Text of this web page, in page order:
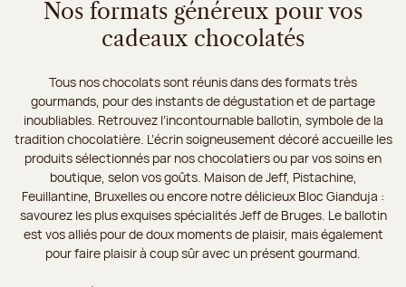
Nos formats généreux pour vos
cadeaux chocolatés
Tous nos chocolats sont réunis dans des formats très
gourmands, pour des instants de dégustation et de partage
inoubliables. Retrouvez l’incontournable ballotin, symbole de la
tradition chocolatière. L’écrin soigneusement décoré accueille les
produits sélectionnés par nos chocolatiers ou par vos soins en
boutique, selon vos goûts. Maison de Jeff, Pistachine,
Feuillantine, Bruxelles ou encore notre délicieux Bloc Gianduja :
savourez les plus exquises spécialités Jeff de Bruges. Le ballotin
est vos alliés pour de doux moments de plaisir, mais également
pour faire plaisir à coup sûr avec un présent gourmand.